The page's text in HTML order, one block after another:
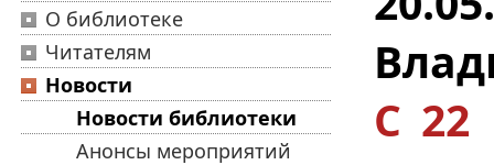
О библиотеке
Читателям
Новости
Новости библиотеки
Анонсы мероприятий
С 22